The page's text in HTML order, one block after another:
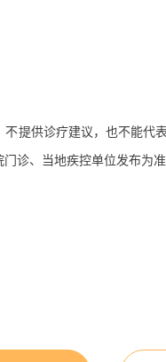
提供诊疗建议，也不能代
诊、当地疾控单位发布为